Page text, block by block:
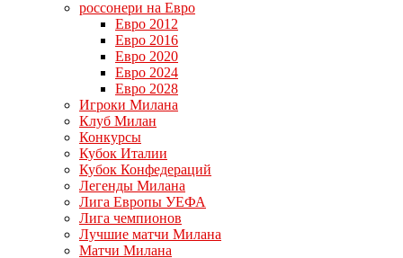
россонери на Евро
Евро 2012
Евро 2016
Евро 2020
Евро 2024
Евро 2028
Игроки Милана
Клуб Милан
Конкурсы
Кубок Италии
Кубок Конфедераций
Легенды Милана
Лига Европы УЕФА
Лига чемпионов
Лучшие матчи Милана
Матчи Милана